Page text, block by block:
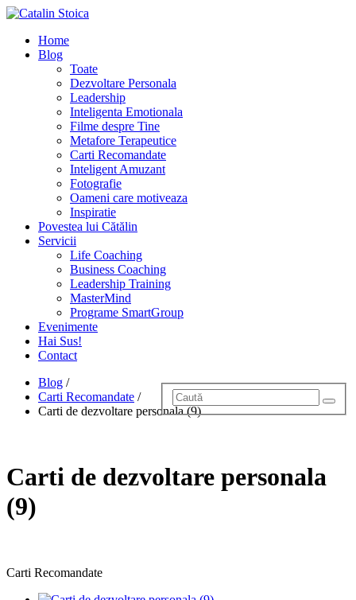
Home
Blog
Toate
Dezvoltare Personala
Leadership
Inteligenta Emotionala
Filme despre Tine
Metafore Terapeutice
Carti Recomandate
Inteligent Amuzant
Fotografie
Oameni care motiveaza
Inspiratie
Povestea lui Cătălin
Servicii
Life Coaching
Business Coaching
Leadership Training
MasterMind
Programe SmartGroup
Evenimente
Hai Sus!
Contact
Blog /
Carti Recomandate /
Carti de dezvoltare personala (9)
Carti de dezvoltare personala
(9)
Carti Recomandate